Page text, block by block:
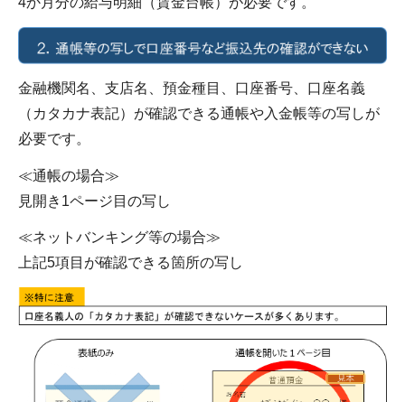
金融機関名、支店名、預金種目、口座番号、口座名義
（カタカナ表記）が確認できる通帳や入金帳等の写しが
必要です。
≪通帳の場合≫
見開き1ページ目の写し
≪ネットバンキング等の場合≫
上記5項目が確認できる箇所の写し